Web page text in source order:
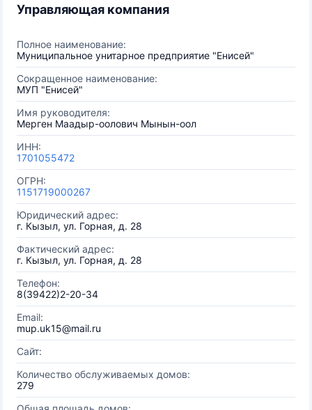
Управляющая компания
Полное наименование:
Муниципальное унитарное предприятие "Енисей"
Сокращенное наименование:
МУП "Енисей"
Имя руководителя:
Мерген Маадыр-оолович Мынын-оол
ИНН:
1701055472
ОГРН:
1151719000267
Юридический адрес:
г. Кызыл, ул. Горная, д. 28
Фактический адрес:
г. Кызыл, ул. Горная, д. 28
Телефон:
8(39422)2-20-34
Email:
mup.uk15@mail.ru
Сайт:
Количество обслуживаемых домов:
279